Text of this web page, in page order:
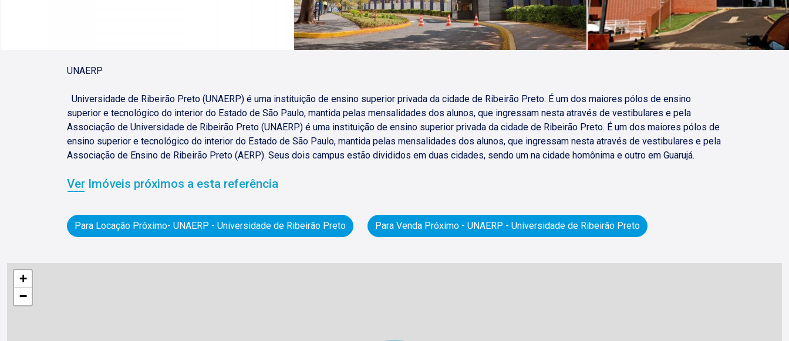
UNAERP
Universidade de Ribeirão Preto (UNAERP) é uma instituição de ensino superior privada da cidade de Ribeirão Preto. É um dos maiores pólos de ensino
superior e tecnológico do interior do Estado de São Paulo, mantida pelas mensalidades dos alunos, que ingressam nesta através de vestibulares e pela
Associação de Universidade de Ribeirão Preto (UNAERP) é uma instituição de ensino superior privada da cidade de Ribeirão Preto. É um dos maiores pólos de
ensino superior e tecnológico do interior do Estado de São Paulo, mantida pelas mensalidades dos alunos, que ingressam nesta através de vestibulares e pela
Associação de Ensino de Ribeirão Preto (AERP). Seus dois campus estão divididos em duas cidades, sendo um na cidade homônima e outro em Guarujá.
Ver Imóveis próximos a esta referência
Para Locação Próximo- UNAERP - Universidade de Ribeirão Preto Para Venda Próximo - UNAERP - Universidade de Ribeirão Preto
+
−